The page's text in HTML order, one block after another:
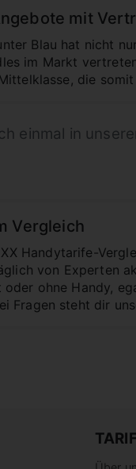
mit
Blau hat nicht
im Markt
die
einmal in
Vergleich
Handytarife-
von Experten
ohne Handy,
Fragen steht dir